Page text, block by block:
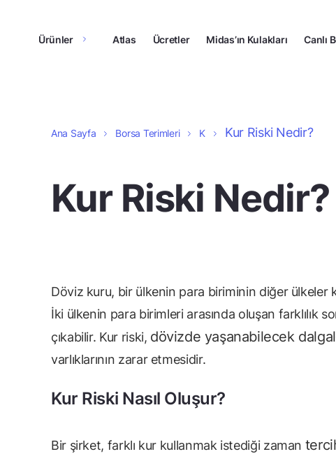
Ürünler Atlas Ücretler Midas’ın Kulakları Canlı
Ana Sayfa Borsa Terimleri K Kur Riski Nedir?
Kur Riski Nedir?
Döviz kuru, bir ülkenin para biriminin diğer ülkeler
İki ülkenin para birimleri arasında oluşan farklılık
çıkabilir. Kur riski, dövizde yaşanabilecek
varlıklarının zarar etmesidir.
Kur Riski Nasıl Oluşur?
Bir şirket, farklı kur kullanmak istediği zaman